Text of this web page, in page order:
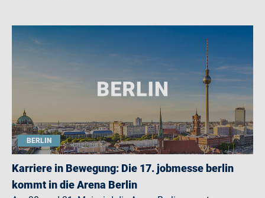
BERLIN
Karriere in Bewegung: Die 17. jobmesse berlin
kommt in die Arena Berlin